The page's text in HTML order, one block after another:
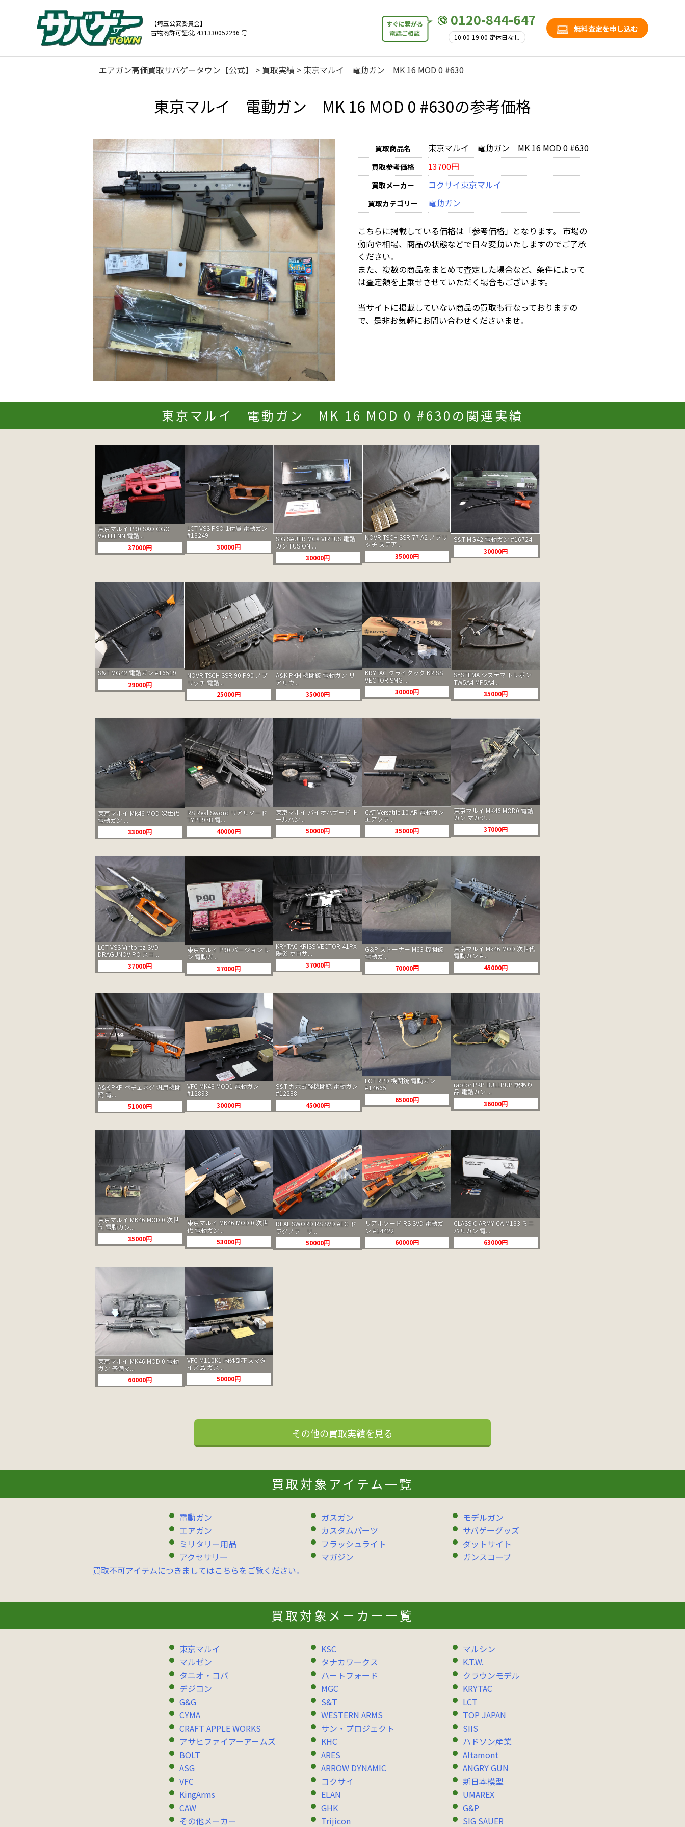
【埼玉公安委員会】
古物商許可証:第 431330052296 号
0120-844-647
10:00-19:00 定休日なし
すぐに繋がる
電話ご相談
無料査定を申し込む
エアガン高価買取サバゲータウン【公式】 > 買取実績 > 東京マルイ 電動ガン MK 16 MOD 0 #630
東京マルイ 電動ガン MK 16 MOD 0 #630の参考価格
買取商品名 東京マルイ 電動ガン MK 16 MOD 0 #630
買取参考価格 13700円
買取メーカー コクサイ東京マルイ
買取カテゴリー 電動ガン
こちらに掲載している価格は「参考価格」となります。 市場の
動向や相場、商品の状態などで日々変動いたしますのでご了承
ください。
また、複数の商品をまとめて査定した場合など、条件によって
は査定額を上乗せさせていただく場合もございます。
当サイトに掲載していない商品の買取も行なっておりますの
で、是非お気軽にお問い合わせくださいませ。
東京マルイ 電動ガン MK 16 MOD 0 #630の関連実績
東京マルイ P90 SAO GGO
Ver.LLENN 電動...
37000円
LCT VSS PSO-1付属 電動ガン
#13249
30000円
SIG SAUER MCX VIRTUS 電動
ガン FUSION ...
30000円
NOVRITSCH SSR 77 A2 ノブリ
ッチ ステア...
35000円
S&T MG42 電動ガン #16724
30000円
S&T MG42 電動ガン #16519
29000円
NOVRITSCH SSR 90 P90 ノブ
リッチ 電動...
25000円
A&K PKM 機関銃 電動ガン リ
アルウ...
35000円
KRYTAC クライタック KRISS
VECTOR SMG ...
30000円
SYSTEMA システマ トレポン
TW5A4 MP5A4...
35000円
東京マルイ Mk46 MOD 次世代
電動ガン ...
33000円
RS Real Sword リアルソード
TYPE97B 電...
40000円
東京マルイ バイオハザード ト
ールハン...
50000円
CAT Versatile 10 AR 電動ガン
エアソフ...
35000円
東京マルイ MK46 MOD0 電動
ガン マガジ...
37000円
LCT VSS Vintorez SVD
DRAGUNOV PO スコ...
37000円
東京マルイ P90 バージョン レ
ン 電動ガ...
37000円
KRYTAC KRISS VECTOR 41PX
陽炎 ホロサ...
37000円
G&P ストーナー M63 機関銃
電動ガ...
70000円
東京マルイ Mk46 MOD 次世代
電動ガン #...
45000円
A&K PKP ペチェネグ 汎用機関
銃 電...
51000円
VFC MK48 MOD1 電動ガン
#12893
30000円
S&T 九六式軽機関銃 電動ガン
#12288
45000円
LCT RPD 機関銃 電動ガン
#14665
65000円
raptor PKP BULLPUP 訳あり
品 電動ガン ...
36000円
東京マルイ MK46 MOD.0 次世
代 電動ガン...
35000円
東京マルイ MK46 MOD.0 次世
代 電動ガン...
53000円
REAL SWORD RS SVD AEG ド
ラグノフ リ...
50000円
リアルソード RS SVD 電動ガ
ン #14422
60000円
CLASSIC ARMY CA M133 ミニ
バルカン 電...
63000円
東京マルイ MK46 MOD 0 電動
ガン 予備マ...
60000円
VFC M110K1 内外部下スマタ
イズ品 ガス...
50000円
その他の買取実績を見る
買取対象アイテム一覧
電動ガン ガスガン
モデルガン
エアガン
カスタムパーツ
サバゲーグッズ
ミリタリー用品
フラッシュライト
ダットサイト
アクセサリー
マガジン
ガンスコープ
買取不可アイテムにつきましてはこちらをご覧ください。
買取対象メーカー一覧
東京マルイ KSC
マルシン
マルゼン
タナカワークス
K.T.W.
タニオ・コバ
ハートフォード
クラウンモデル
デジコン
MGC
KRYTAC
G&G
S&T
LCT
CYMA
WESTERN ARMS
TOP JAPAN
CRAFT APPLE WORKS
サン・プロジェクト
SIIS
アサヒファイアーアームズ
KHC
ハドソン産業
BOLT
ARES
Altamont
ASG
ARROW DYNAMIC
ANGRY GUN
VFC
コクサイ
新日本模型
KingArms
ELAN
UMAREX
CAW
GHK
G&P
その他メーカー
Trijicon SIG SAUER